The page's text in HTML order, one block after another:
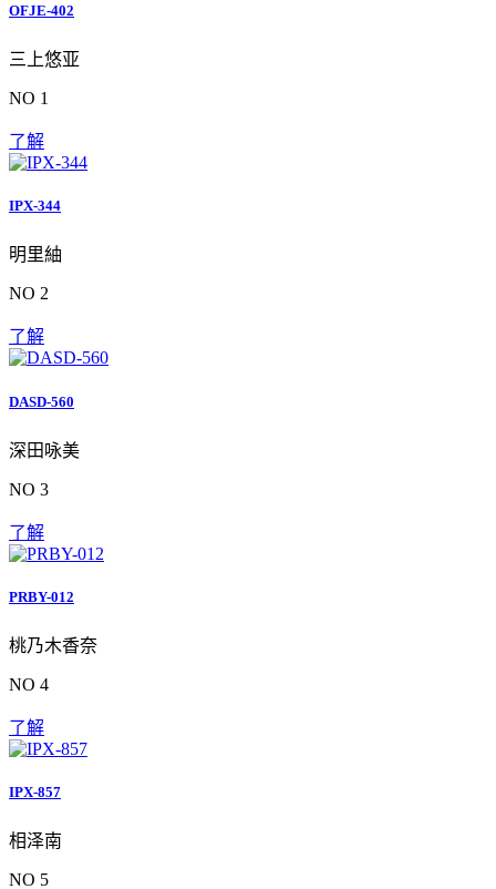
OFJE-402
三上悠亚
NO 1
了解
IPX-344
明里紬
NO 2
了解
DASD-560
深田咏美
NO 3
了解
PRBY-012
桃乃木香奈
NO 4
了解
IPX-857
相泽南
NO 5